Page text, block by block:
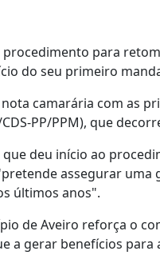
procedimento para
do seu primeiro
camarária com as
PP/PPM), que
deu início ao
assegurar
últimos anos".
de Aveiro reforça o
a gerar benefícios